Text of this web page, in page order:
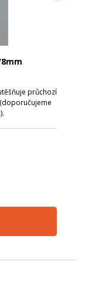
průchozí